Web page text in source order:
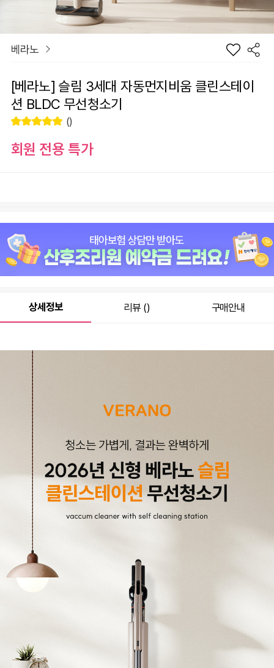
베라노
[베라노] 슬림 3세대 자동먼지비움 클린스테이
션 BLDC 무선청소기
()
회원 전용 특가
청소기
+1 -1 225,000 원
바
니
선
하
기
상세정보 리뷰 () 구매안내